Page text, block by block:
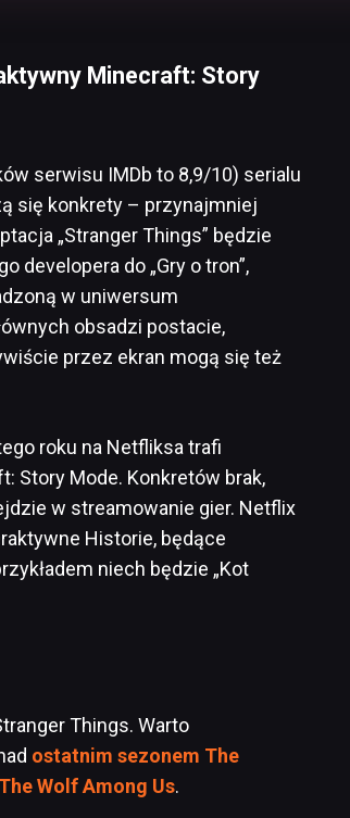
Minecraft: Story
serwisu IMDb to 8,9/10) serialu
się konkrety – przynajmniej
„Stranger Things” będzie
developera do „Gry o tron”,
w uniwersum
obsadzi postacie,
przez ekran mogą się też
roku na Netfliksa trafi
Story Mode. Konkretów brak,
w streamowanie gier. Netflix
Historie, będące
niech będzie „Kot
Things. Warto
ostatnim sezonem The
Wolf Among Us.